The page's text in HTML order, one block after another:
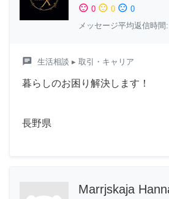
sentiment_satisfied 0 sentiment_neutral 0 sentiment_dissatisfied 0
メッセージ平均返信時間
chat 生活相談 ▸ 取引・キャリア
暮らしのお困り解決します！
長野県
Marrjskaja